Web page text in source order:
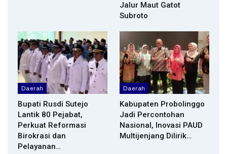
Jalur Maut Gatot
Subroto
Daerah
Bupati Rusdi Sutejo
Lantik 80 Pejabat,
Perkuat Reformasi
Birokrasi dan
Pelayanan…
Daerah
Kabupaten Probolinggo
Jadi Percontohan
Nasional, Inovasi PAUD
Multijenjang Dilirik…